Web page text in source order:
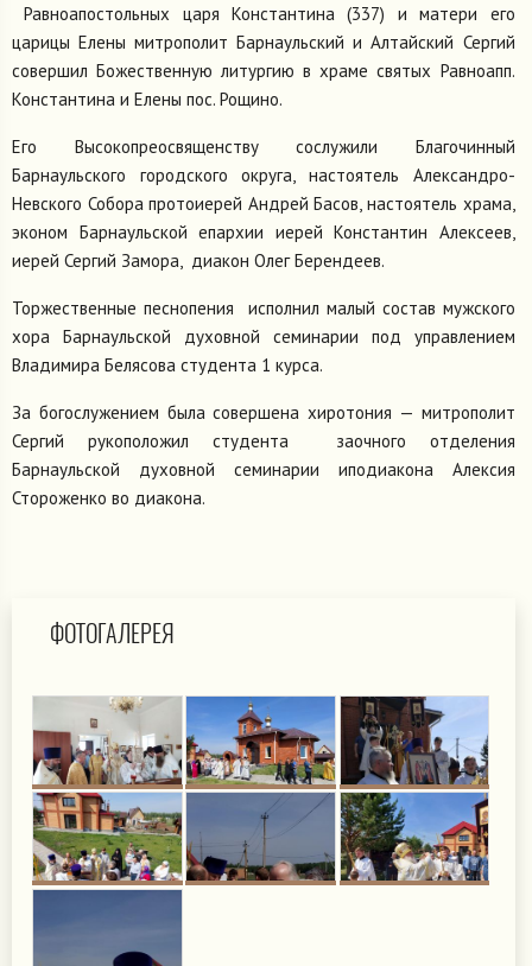
Равноапостольных царя Константина (337) и матери его
царицы Елены митрополит Барнаульский и Алтайский Сергий
совершил Божественную литургию в храме святых Равноапп.
Константина и Елены пос. Рощино.
Его Высокопреосвященству сослужили Благочинный
Барнаульского городского округа, настоятель Александро-
Невского Собора протоиерей Андрей Басов, настоятель храма,
эконом Барнаульской епархии иерей Константин Алексеев,
иерей Сергий Замора, диакон Олег Берендеев.
Торжественные песнопения исполнил малый состав мужского
хора Барнаульской духовной семинарии под управлением
Владимира Белясова студента 1 курса.
За богослужением была совершена хиротония — митрополит
Сергий рукоположил студента заочного отделения
Барнаульской духовной семинарии иподиакона Алексия
Стороженко во диакона.
ФОТОГАЛЕРЕЯ